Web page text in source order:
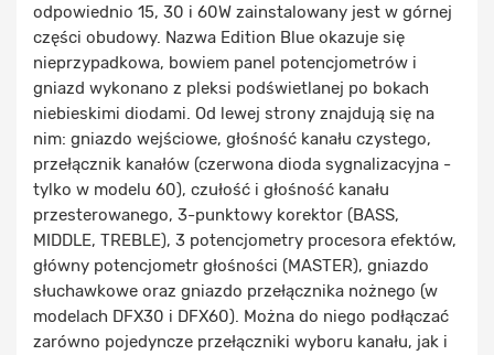
odpowiednio 15, 30 i 60W zainstalowany jest w górnej
części obudowy. Nazwa Edition Blue okazuje się
nieprzypadkowa, bowiem panel potencjometrów i
gniazd wykonano z pleksi podświetlanej po bokach
niebieskimi diodami. Od lewej strony znajdują się na
nim: gniazdo wejściowe, głośność kanału czystego,
przełącznik kanałów (czerwona dioda sygnalizacyjna -
tylko w modelu 60), czułość i głośność kanału
przesterowanego, 3-punktowy korektor (BASS,
MIDDLE, TREBLE), 3 potencjometry procesora efektów,
główny potencjometr głośności (MASTER), gniazdo
słuchawkowe oraz gniazdo przełącznika nożnego (w
modelach DFX30 i DFX60). Można do niego podłączać
zarówno pojedyncze przełączniki wyboru kanału, jak i